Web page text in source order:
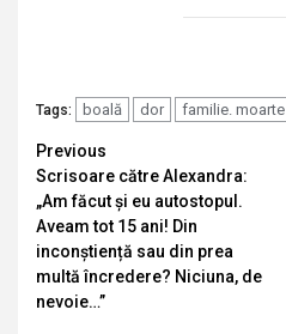
Tags: boală dor familie. moarte
Continue
Reading
Previous
Scrisoare către Alexandra:
„Am făcut și eu autostopul.
Aveam tot 15 ani! Din
inconștiență sau din prea
multă încredere? Niciuna, de
nevoie…”